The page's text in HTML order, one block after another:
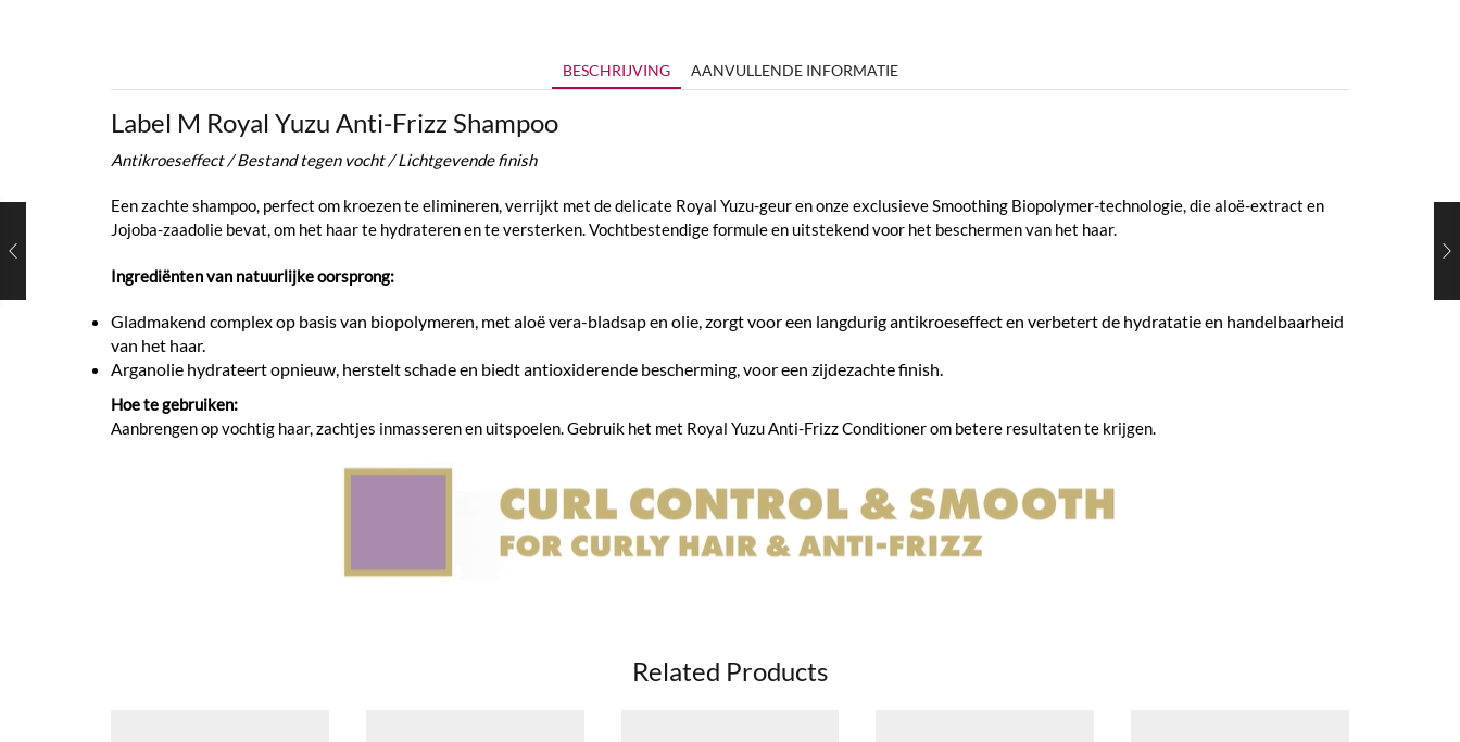
BESCHRIJVING AANVULLENDE INFORMATIE
Label M Royal Yuzu Anti-Frizz Shampoo
Antikroeseffect / Bestand tegen vocht / Lichtgevende finish
Een zachte shampoo, perfect om kroezen te elimineren, verrijkt met de delicate Royal Yuzu-geur en onze exclusieve Smoothing Biopolymer-technologie, die aloë-extract en
Jojoba-zaadolie bevat, om het haar te hydrateren en te versterken. Vochtbestendige formule en uitstekend voor het beschermen van het haar.
Ingrediënten van natuurlijke oorsprong:
Gladmakend complex op basis van biopolymeren, met aloë vera-bladsap en olie, zorgt voor een langdurig antikroeseffect en verbetert de hydratatie en handelbaarheid
van het haar.
Arganolie hydrateert opnieuw, herstelt schade en biedt antioxiderende bescherming, voor een zijdezachte finish.
Hoe te gebruiken:
Aanbrengen op vochtig haar, zachtjes inmasseren en uitspoelen. Gebruik het met Royal Yuzu Anti-Frizz Conditioner om betere resultaten te krijgen.
Related Products